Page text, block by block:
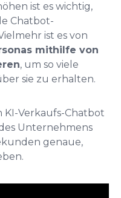
ist es wichtig,
Chatbot-
ist es von
mithilfe von
, um so viele
sie zu erhalten.
KI-Verkaufs-Chatbot
Unternehmens
genaue,